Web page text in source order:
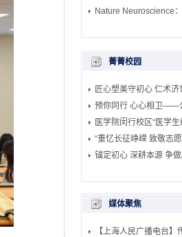
Nature Neuroscience
菁菁校园
匠心塑美守初心 仁术
预你同行 心心相卫——
医学院闵行校区“医学
“重忆长征峥嵘 致敬志
锚定初心 深耕本源 争
媒体聚焦
【上海人民广播电台